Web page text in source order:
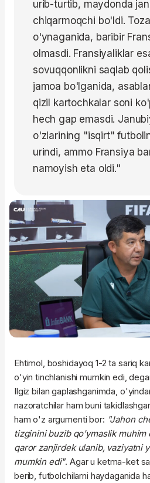
urib-turtib, maydonda
chiqarmoqchi bo'ldi.
o'ynaganida, baribir
olmasdi. Fransiyaliklar
sovuqqonlikni saqlab
jamoa bo'lganida,
qizil kartochkalar soni
hech gap emasdi.
o'zlarining "isqirt"
urindi, ammo Fransiya
namoyish eta oldi."
Ehtimol, boshidayoq 1-2 ta sariq
o'yin tinchlanishi mumkin edi,
Ilgiz bilan gaplashganimda,
nazoratchilar ham buni
ham o'z argumenti bor: "Jahon
tizginini buzib qo'ymaslik muhim
qaror zanjirdek ulanib, vaziyatni
mumkin edi". Agar u ketma-ket
berib, futbolchilarni haydaganida